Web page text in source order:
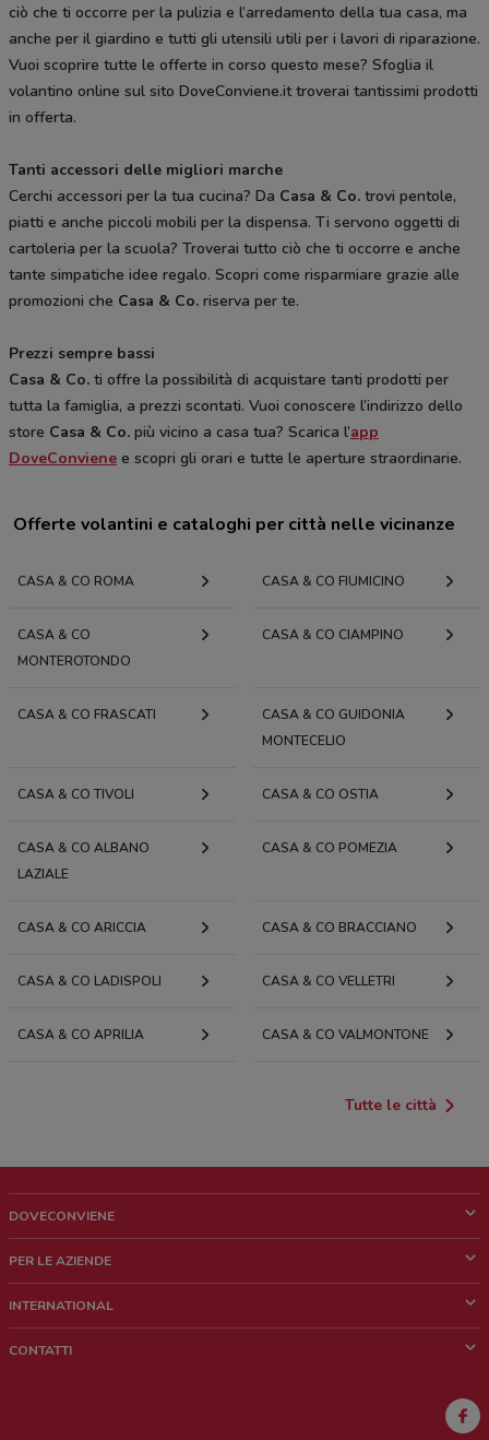
ciò che ti occorre per la pulizia e l’arredamento della tua casa, ma
anche per il giardino e tutti gli utensili utili per i lavori di riparazione.
Vuoi scoprire tutte le offerte in corso questo mese? Sfoglia il
volantino online sul sito DoveConviene.it troverai tantissimi prodotti
in offerta.
Tanti accessori delle migliori marche
Cerchi accessori per la tua cucina? Da Casa & Co. trovi pentole,
piatti e anche piccoli mobili per la dispensa. Ti servono oggetti di
cartoleria per la scuola? Troverai tutto ciò che ti occorre e anche
tante simpatiche idee regalo. Scopri come risparmiare grazie alle
promozioni che Casa & Co. riserva per te.
Prezzi sempre bassi
Casa & Co. ti offre la possibilità di acquistare tanti prodotti per
tutta la famiglia, a prezzi scontati. Vuoi conoscere l’indirizzo dello
store Casa & Co. più vicino a casa tua? Scarica l’app
DoveConviene e scopri gli orari e tutte le aperture straordinarie.
Offerte volantini e cataloghi per città nelle vicinanze
CASA & CO ROMA CASA & CO FIUMICINO
CASA & CO
MONTEROTONDO
CASA & CO CIAMPINO
CASA & CO FRASCATI
CASA & CO GUIDONIA
MONTECELIO
CASA & CO TIVOLI CASA & CO OSTIA
CASA & CO ALBANO
LAZIALE
CASA & CO POMEZIA
CASA & CO ARICCIA CASA & CO BRACCIANO
CASA & CO LADISPOLI CASA & CO VELLETRI
CASA & CO APRILIA CASA & CO VALMONTONE
Tutte le città
DOVECONVIENE
Chi siamo
Lavora con noi
PER LE AZIENDE
Richieste commerciali e marketing
INTERNATIONAL
CONTATTI